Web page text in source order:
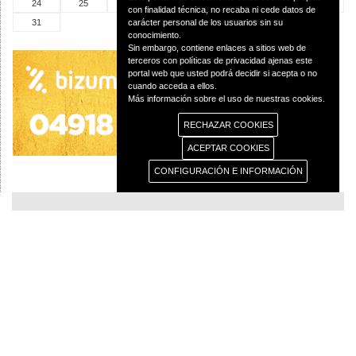
24
25 26 27 28 29
30
31
con finalidad técnica, no recaba ni cede datos de
carácter personal de los usuarios sin su
conocimiento.
Sin embargo, contiene enlaces a sitios web de
terceros con políticas de privacidad ajenas este
portal web que usted podrá decidir si acepta o no
cuando acceda a ellos.
Más información sobre el uso de nuestras cookies.
RECHAZAR COOKIES
ACEPTAR COOKIES
CONFIGURACIÓN E INFORMACIÓN